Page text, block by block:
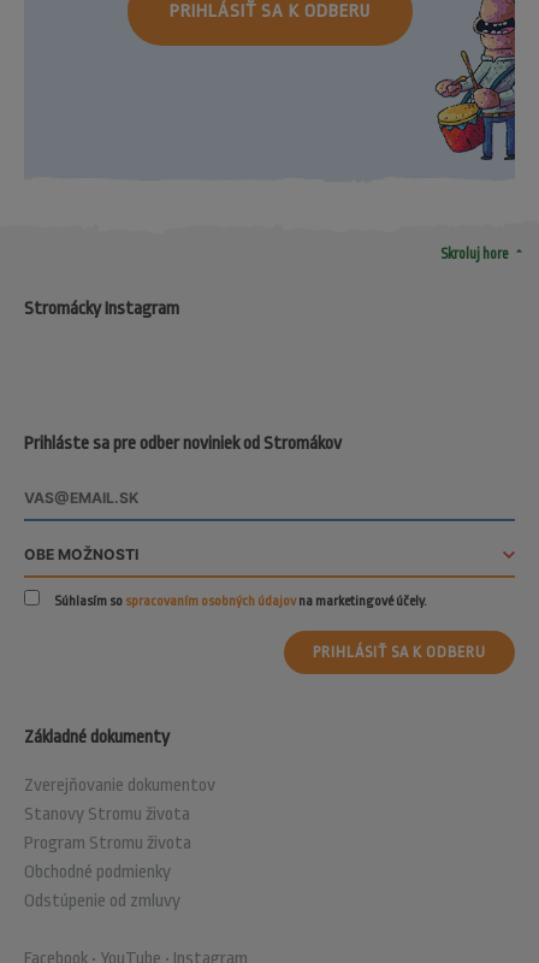
PRIHLÁSIŤ SA K ODBERU
Skroluj hore arrow_drop_up
Základné dokumenty
Zverejňovanie dokumentov
Stanovy Stromu života
Program Stromu života
Obchodné podmienky
Odstúpenie od zmluvy
Facebook • YouTube • Instagram
Prihláste sa pre odber noviniek od Stromákov
Súhlasím so spracovaním osobných údajovna marketingové účely.
PRIHLÁSIŤ SA K ODBERU
Stromácky Instagram